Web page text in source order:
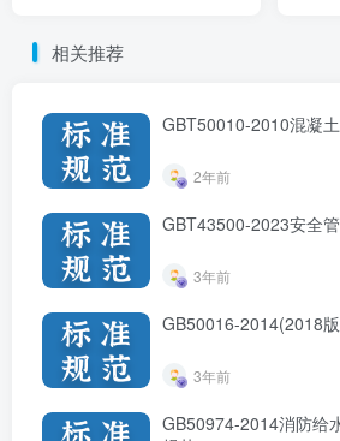
相关推荐
GBT50010-2010混凝
2年前
GBT43500-2023安全
3年前
GB50016-2014(2018
3年前
GB50974-2014消防给